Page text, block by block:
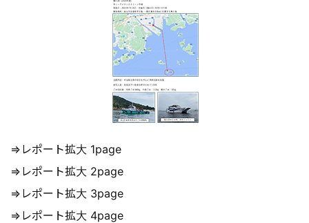
⇒レポート拡大 1page
⇒レポート拡大 2page
⇒レポート拡大 3page
⇒レポート拡大 4page